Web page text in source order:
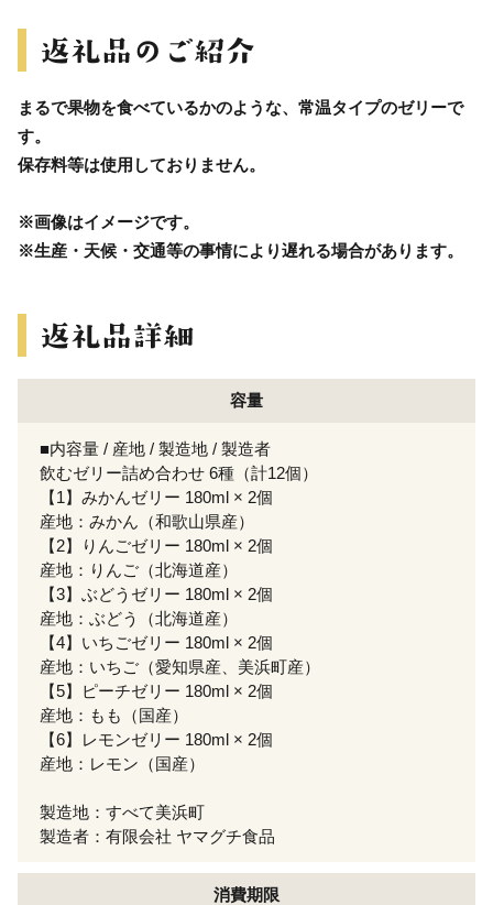
まるで果物を食べているかのような、常温タイプのゼリーで
す。
保存料等は使用しておりません。
※画像はイメージです。
※生産・天候・交通等の事情により遅れる場合があります。
容量
■内容量 / 産地 / 製造地 / 製造者
飲むゼリー詰め合わせ 6種（計12個）
【1】みかんゼリー 180ml × 2個
産地：みかん（和歌山県産）
【2】りんごゼリー 180ml × 2個
産地：りんご（北海道産）
【3】ぶどうゼリー 180ml × 2個
産地：ぶどう（北海道産）
【4】いちごゼリー 180ml × 2個
産地：いちご（愛知県産、美浜町産）
【5】ピーチゼリー 180ml × 2個
産地：もも（国産）
【6】レモンゼリー 180ml × 2個
産地：レモン（国産）
製造地：すべて美浜町
製造者：有限会社 ヤマグチ食品
消費期限